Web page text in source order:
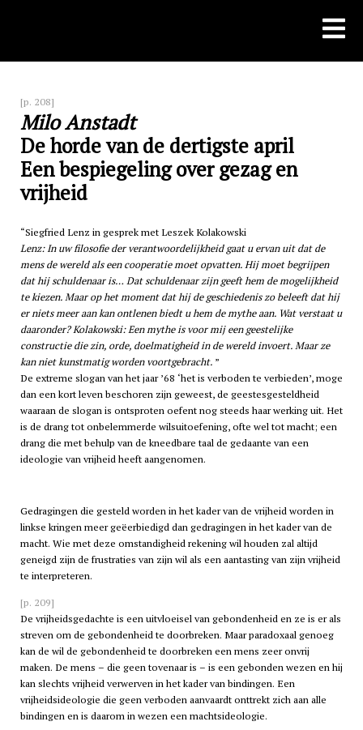
[p. 208]
Milo Anstadt
De horde van de dertigste april
Een bespiegeling over gezag en
vrijheid
Siegfried Lenz in gesprek met Leszek Kolakowski
Lenz: In uw filosofie der verantwoordelijkheid gaat u ervan uit dat de
mens de wereld als een cooperatie moet opvatten. Hij moet begrijpen
dat hij schuldenaar is… Dat schuldenaar zijn geeft hem de mogelijkheid
te kiezen. Maar op het moment dat hij de geschiedenis zo beleeft dat hij
er niets meer aan kan ontlenen biedt u hem de mythe aan. Wat verstaat u
daaronder? Kolakowski: Een mythe is voor mij een geestelijke
constructie die zin, orde, doelmatigheid in de wereld invoert. Maar ze
kan niet kunstmatig worden voortgebracht.
De extreme slogan van het jaar ’68 ‘het is verboden te verbieden’, moge
dan een kort leven beschoren zijn geweest, de geestesgesteldheid
waaraan de slogan is ontsproten oefent nog steeds haar werking uit. Het
is de drang tot onbelemmerde wilsuitoefening, ofte wel tot macht; een
drang die met behulp van de kneedbare taal de gedaante van een
ideologie van vrijheid heeft aangenomen.
Gedragingen die gesteld worden in het kader van de vrijheid worden in
linkse kringen meer geëerbiedigd dan gedragingen in het kader van de
macht. Wie met deze omstandigheid rekening wil houden zal altijd
geneigd zijn de frustraties van zijn wil als een aantasting van zijn vrijheid
te interpreteren.
[p. 209]
De vrijheidsgedachte is een uitvloeisel van gebondenheid en ze is er als
streven om de gebondenheid te doorbreken. Maar paradoxaal genoeg
kan de wil de gebondenheid te doorbreken een mens zeer onvrij
maken. De mens – die geen tovenaar is – is een gebonden wezen en hij
kan slechts vrijheid verwerven in het kader van bindingen. Een
vrijheidsideologie die geen verboden aanvaardt onttrekt zich aan alle
bindingen en is daarom in wezen een machtsideologie.